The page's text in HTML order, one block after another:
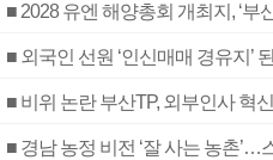
■ 2028 유엔 해양총회 개최지, ‘부
■ 외국인 선원 ‘인신매매 경유지’
■ 비위 논란 부산TP, 외부인사 혁
■ 경남 농정 비전 ‘잘 사는 농촌